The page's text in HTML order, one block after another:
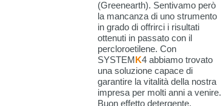
(Greenearth). Sentivamo però
la mancanza di uno strumento
in grado di offrirci i risultati
ottenuti in passato con il
percloroetilene. Con
SYSTEMK4 abbiamo trovato
una soluzione capace di
garantire la vitalità della nostra
impresa per molti anni a venire.
Buon effetto detergente,